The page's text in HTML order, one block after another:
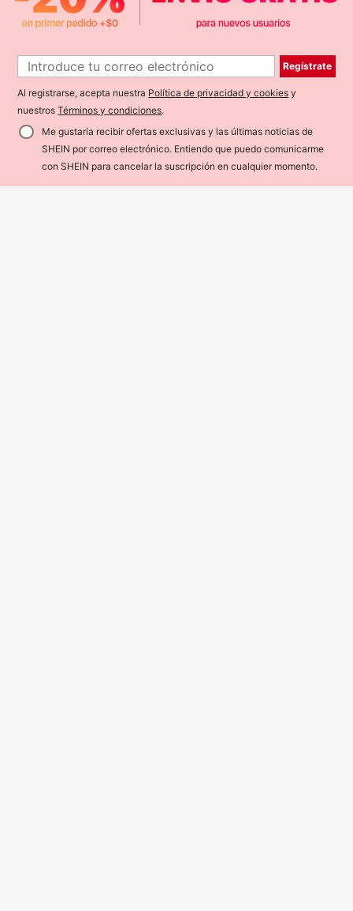
¡40% DE DESCUENTO! AÑADIR A LA BOLSA
Regístrate
Al registrarse, acepta nuestra Política de privacidad y cookies y
nuestrosTérminos y condiciones.
Me gustaría recibir ofertas exclusivas y las últimas noticias de
SHEIN por correo electrónico. Entiendo que puedo comunicarme
con SHEIN para cancelar la suscripción en cualquier momento.